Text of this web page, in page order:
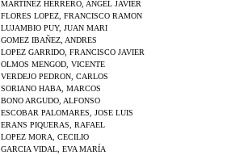
MARTINEZ HERRERO, ANGEL JAVIER
FLORES LOPEZ, FRANCISCO RAMON
LUJAMBIO PUY, JUAN MARI
GOMEZ IBAÑEZ, ANDRES
LOPEZ GARRIDO, FRANCISCO JAVIER
OLMOS MENGOD, VICENTE
VERDEJO PEDRON, CARLOS
SORIANO HABA, MARCOS
BONO ARGUDO, ALFONSO
ESCOBAR PALOMARES, JOSE LUIS
ERANS PIQUERAS, RAFAEL
LOPEZ MORA, CECILIO
GARCIA VIDAL, EVA MARÍA